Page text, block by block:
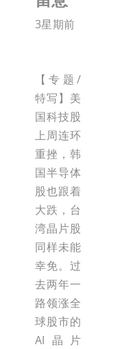
3星期前
【专题/
特写】美
国科技股
上周连环
重挫，韩
国半导体
股也跟着
大跌，台
湾晶片股
同样未能
幸免。过
去两年一
路领涨全
球股市的
AI晶片